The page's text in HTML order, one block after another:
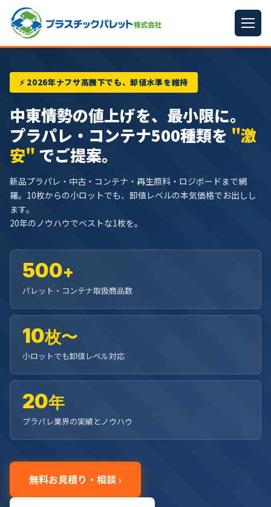
パレットサイズ
プラパレット
コンテナ ▼
再生原料 ▼
梱包資材
イラン情勢まとめ ▼
公式ブログ
会社案内
🇺🇸 🇰🇷
⚡ 2026年ナフサ高騰下でも、卸値水準を維持
中東情勢の値上げを、最小限に。
プラパレ・コンテナ500種類を "激
安" でご提案。
新品プラパレ・中古・コンテナ・再生原料・ロジボードまで網
羅。10枚からの小ロットでも、卸値レベルの本気価格でお出しし
ます。
20年のノウハウでベストな1枚を。
500+
パレット・コンテナ取扱商品数
10枚〜
小ロットでも卸値レベル対応
20年
プラパレ業界の実績とノウハウ
無料お見積り・相談 ›